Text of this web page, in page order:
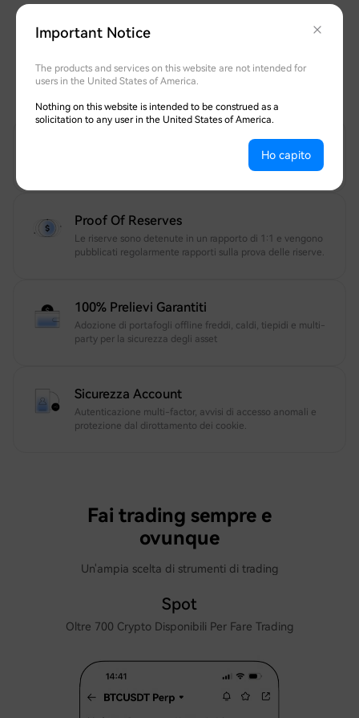
protetto da esperti di sicurezza riconosciuti a
Il tuo account e asset protetti 24 ore su 24
Proof Of Reserves
Le riserve sono detenute in un rapporto di 1:1 e vengono
pubblicati regolarmente rapporti sulla prova delle riserve.
100% Prelievi Garantiti
Adozione di portafogli offline freddi, caldi, tiepidi e multi-
party per la sicurezza degli asset
Sicurezza Account
Autenticazione multi-factor, avvisi di accesso anomali e
protezione dal dirottamento dei cookie.
Fai trading sempre e
ovunque
Un'ampia scelta di strumenti di trading
Spot
Oltre 700 Crypto Disponibili Per Fare Trading
Important Notice
The products and services on this website are not intended for
users in the United States of America.
Nothing on this website is intended to be construed as a
solicitation to any user in the United States of America.
Ho capito